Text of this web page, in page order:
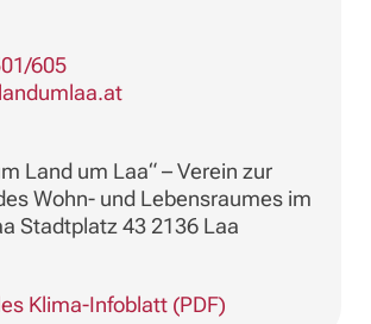
605
Land um Laa“ – Verein zur
Wohn- und Lebensraumes im
Stadtplatz 43 2136 Laa
Klima-Infoblatt (PDF)